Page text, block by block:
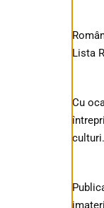
Lista
Cu
culturi.